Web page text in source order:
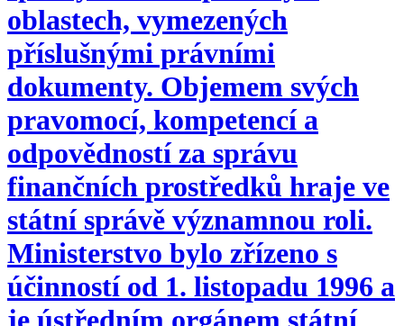
oblastech, vymezených
příslušnými právními
dokumenty. Objemem svých
pravomocí, kompetencí a
odpovědností za správu
finančních prostředků hraje ve
státní správě významnou roli.
Ministerstvo bylo zřízeno s
účinností od 1. listopadu 1996 a